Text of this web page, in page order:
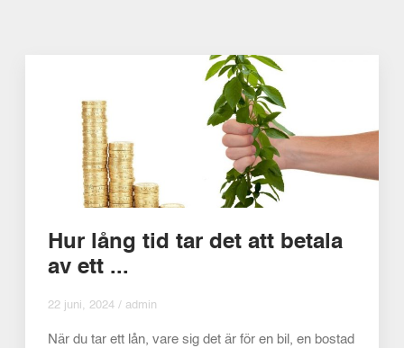
Hur lång tid tar det att betala
av ett ...
22 juni, 2024 / admin
När du tar ett lån, vare sig det är för en bil, en bostad